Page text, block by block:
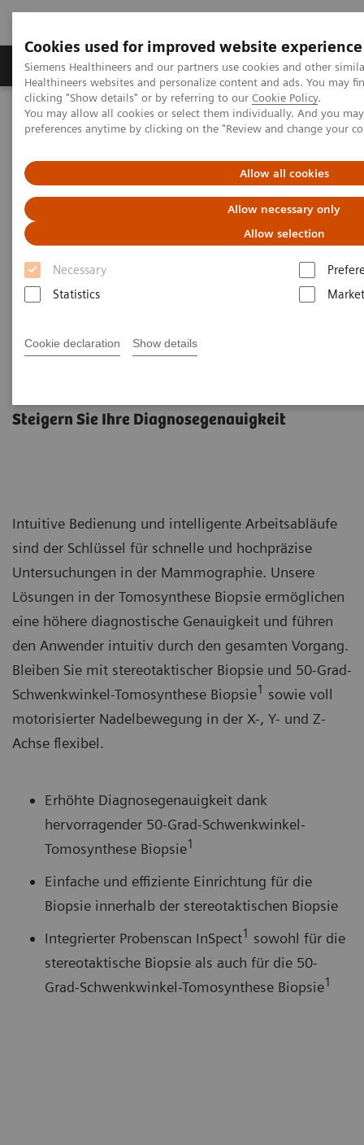
Cookies used for improved website experience
Siemens Healthineers and our partners use cookies and other
Healthineers websites and personalize content and ads. You may
clicking "Show details" or by referring to our Cookie Policy.
You may allow all cookies or select them individually. And you
preferences anytime by clicking on the "Review and change your
Allow all cookies
Allow necessary only
Allow selection
Necessary
Statistics
Cookie declaration Show details
Produkte & Services Fachbereiche
Home Medizinische Bildgebung
Mammographiesysteme
Technologien und Optionen
Brustbiopsie
Steigern Sie Ihre Diagnosegenauigkeit
Intuitive Bedienung und intelligente Arbeitsabläufe
sind der Schlüssel für schnelle und hochpräzise
Untersuchungen in der Mammographie. Unsere
Lösungen in der Tomosynthese Biopsie ermöglichen
eine höhere diagnostische Genauigkeit und führen
den Anwender intuitiv durch den gesamten Vorgang.
Bleiben Sie mit stereotaktischer Biopsie und 50-Grad-
Schwenkwinkel-Tomosynthese Biopsie1 sowie voll
motorisierter Nadelbewegung in der X-, Y- und Z-
Achse flexibel.
Erhöhte Diagnosegenauigkeit dank
hervorragender 50-Grad-Schwenkwinkel-
Tomosynthese Biopsie1
Einfache und effiziente Einrichtung für die
Biopsie innerhalb der stereotaktischen Biopsie
Integrierter Probenscan InSpect1 sowohl für die
stereotaktische Biopsie als auch für die 50-
Grad-Schwenkwinkel-Tomosynthese Biopsie1